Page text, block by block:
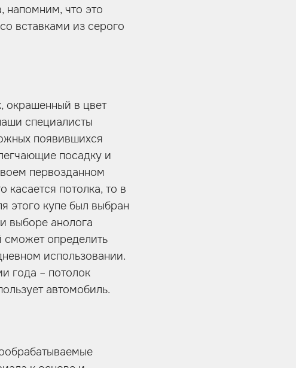
напомним, что это
вставками из серого
окрашенный в цвет
специалисты
появившихся
посадку и
первозданном
касается потолка, то в
этого купе был выбран
выборе анолога
сможет определить
использовании.
года – потолок
автомобиль.